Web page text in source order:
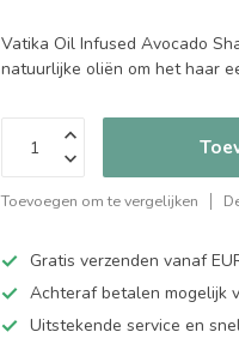
Vatika Oil Infused Avocado
natuurlijke oliën om het haar
Toevoegen om te vergelijken
Gratis verzenden vanaf
Achteraf betalen mogelijk
Uitstekende service en